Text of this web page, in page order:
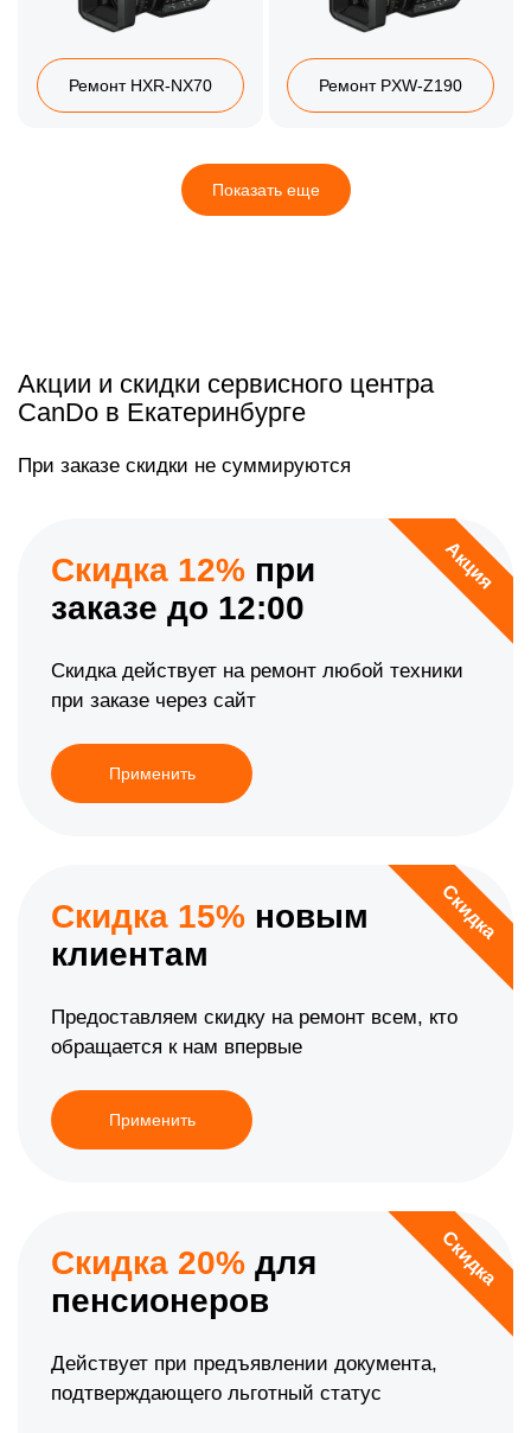
Ремонт HXR‑NX70 Ремонт PXW‑Z190
Показать еще
Акции и скидки сервисного центра
CanDo в Екатеринбурге
При заказе скидки не суммируются
Акция
Скидка 12% при
заказе до 12:00
Скидка действует на ремонт любой техники
при заказе через сайт
Применить
Скидка
Скидка 15% новым
клиентам
Предоставляем скидку на ремонт всем, кто
обращается к нам впервые
Применить
Скидка
Скидка 20% для
пенсионеров
Действует при предъявлении документа,
подтверждающего льготный статус